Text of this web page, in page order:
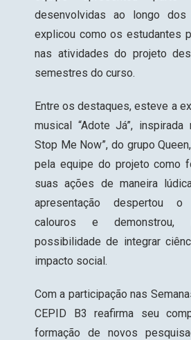
desenvolvidas ao longo
explicou como os estudantes
nas atividades do projeto
semestres do curso.
Entre os destaques, esteve a
musical “Adote Já”, inspirada
Stop Me Now”, do grupo
pela equipe do projeto como
suas ações de maneira
apresentação despertou
calouros e
possibilidade de integrar
impacto social.
Com a participação nas
CEPID B3 reafirma seu
formação de novos